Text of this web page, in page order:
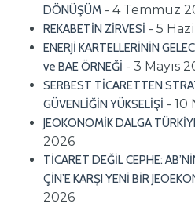
DÖNÜŞÜM - 4 Temmuz
REKABETİN ZİRVESİ - 5
ENERJİ KARTELLERİNİN
ve BAE ÖRNEĞİ - 3 Mayıs
SERBEST TİCARETTEN
GÜVENLİĞİN YÜKSELİŞİ - 10
JEOKONOMİK DALGA
2026
TİCARET DEĞİL CEPHE:
ÇİN’E KARŞI YENİ BİR
2026